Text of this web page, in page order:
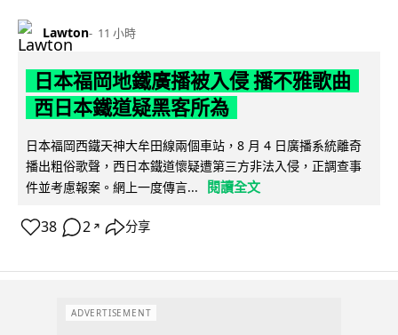
Lawton 11 小時
日本福岡地鐵廣播被入侵 播不雅歌曲
西日本鐵道疑黑客所為
日本福岡西鐵天神大牟田線兩個車站，8 月 4 日廣播系統離奇
播出粗俗歌聲，西日本鐵道懷疑遭第三方非法入侵，正調查事
件並考慮報案。網上一度傳言...
閱讀全文
38 2 ↗ 分享
ADVERTISEMENT